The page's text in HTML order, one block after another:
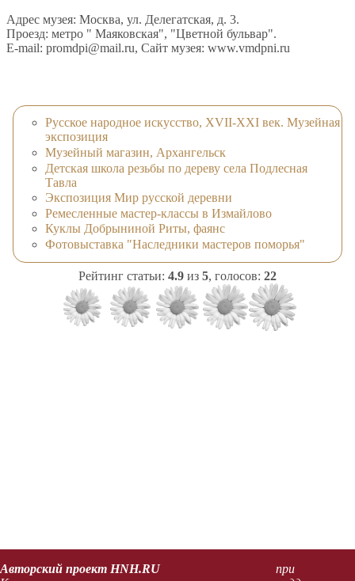
Адрес музея: Москва, ул. Делегатская, д. 3.
Проезд: метро " Маяковская", "Цветной бульвар".
E-mail: promdpi@mail.ru, Сайт музея: www.vmdpni.ru
Русское народное искусство, XVII-XXI век. Музейная
экспозиция
Музейный магазин, Архангельск
Детская школа резьбы по дереву села Подлесная
Тавла
Экспозиция Мир русской деревни
Ремесленные мастер-классы в Измайлово
Куклы Добрыниной Риты, фаянс
Фотовыставка "Наследники мастеров поморья"
Рейтинг статьи: 4.9 из 5, голосов: 22
Авторский проект HNH.RU
при